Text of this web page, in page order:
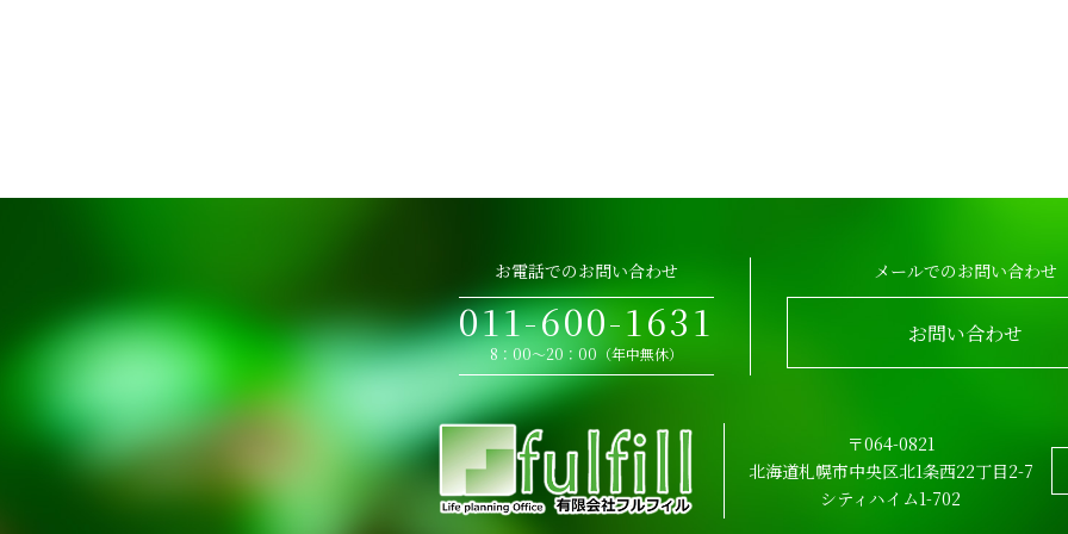
お電話でのお問い合わせ
011-600-1631
8：00～20：00（年中無休）
メールでのお問い合わせ
お問い合わせ
〒064-0821
北海道札幌市中央区北1条西22丁目2-7
シティハイム1-702